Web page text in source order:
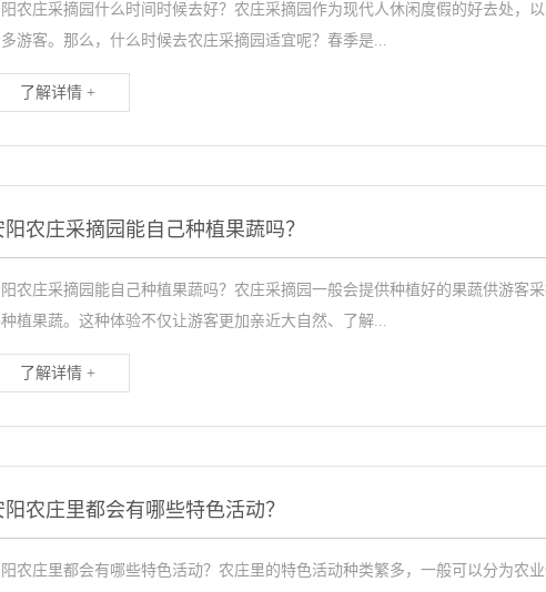
农庄采摘园什么时间时候去好？农庄采摘园作为现代人休闲度假的好去处，
游客。那么，什么时候去农庄采摘园适宜呢？春季是...
了解详情 +
阳农庄采摘园能自己种植果蔬吗？
农庄采摘园能自己种植果蔬吗？农庄采摘园一般会提供种植好的果蔬供游客
植果蔬。这种体验不仅让游客更加亲近大自然、了解...
了解详情 +
阳农庄里都会有哪些特色活动？
农庄里都会有哪些特色活动？农庄里的特色活动种类繁多，一般可以分为农